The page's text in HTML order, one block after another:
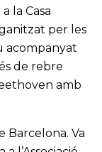
la Casa
per les
acompanyat
de rebre
amb
Barcelona. Va